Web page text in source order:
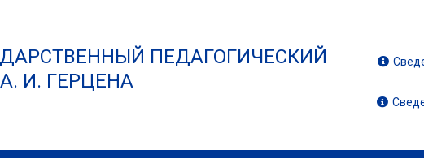
ПЕДАГОГИЧЕСКИЙ
И. ГЕРЦЕНА